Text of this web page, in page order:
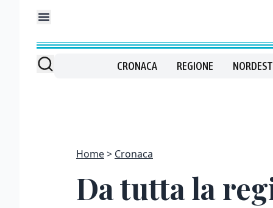
CRONACA REGIONE NORDEST
Home Cronaca
Da tutta la